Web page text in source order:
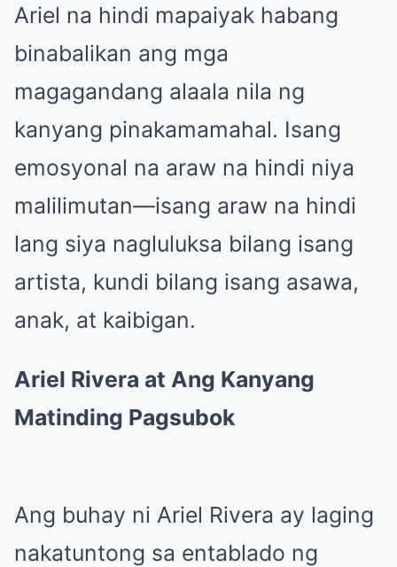
Ariel na hindi mapaiyak habang
binabalikan ang mga
magagandang alaala nila ng
kanyang pinakamamahal. Isang
emosyonal na araw na hindi niya
malilimutan—isang araw na hindi
lang siya nagluluksa bilang isang
artista, kundi bilang isang asawa,
anak, at kaibigan.
Ariel Rivera at Ang Kanyang
Matinding Pagsubok
Ang buhay ni Ariel Rivera ay laging
nakatuntong sa entablado ng